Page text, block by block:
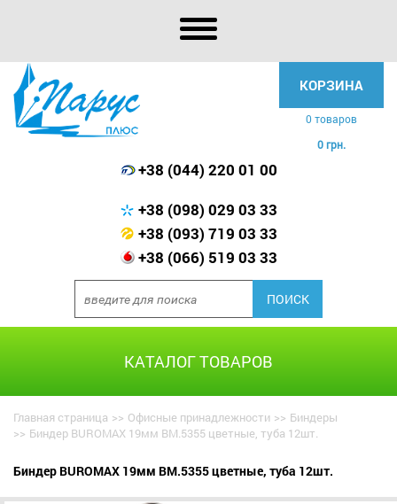
КОРЗИНА
0 товаров
0 грн.
+38 (044) 220 01 00
+38 (098) 029 03 33
+38 (093) 719 03 33
+38 (066) 519 03 33
КАТАЛОГ ТОВАРОВ
Главная страница >> Офисные принадлежности >> Биндеры
>> Биндер BUROMAX 19мм BM.5355 цветные, туба 12шт.
Биндер BUROMAX 19мм BM.5355 цветные, туба 12шт.